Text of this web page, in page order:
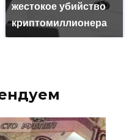
жестокое убийство
криптомиллионера